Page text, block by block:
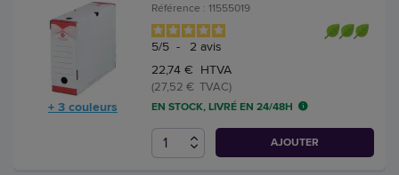
+ 3 couleurs
Référence : 11555019
5/5 - 2 avis
22,74 € HTVA
(27,52 € TVAC)
EN STOCK, LIVRÉ EN 24/48H
AJOUTER